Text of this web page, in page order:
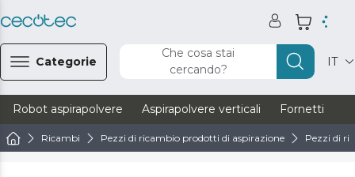
Categorie
Che cosa stai
cercando?
IT
Robot aspirapolvere Aspirapolvere verticali Fornetti
Ricambi Pezzi di ricambio prodotti di aspirazione Pezzi di